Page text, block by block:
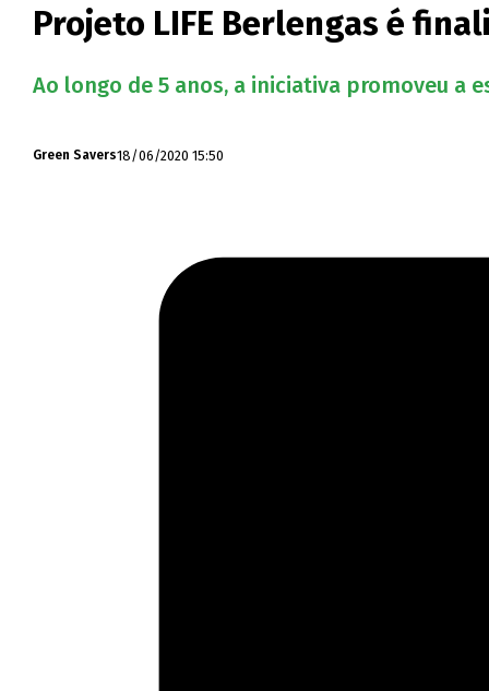
Projeto LIFE Berlengas é
Ao longo de 5 anos, a iniciativa promoveu a
Green Savers18/06/2020 15:50